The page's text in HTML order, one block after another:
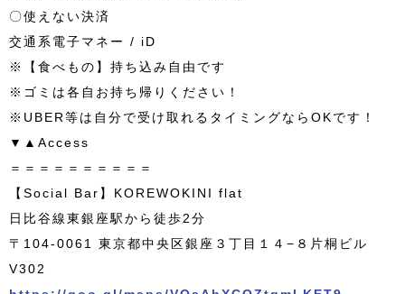
〇使えない決済
交通系電子マネー / iD
※【食べもの】持ち込み自由です
※ゴミは各自お持ち帰りください！
※UBER等は自分で受け取れるタイミングならOKです！
▼▲Access
＝＝＝＝＝＝＝＝＝＝
【Social Bar】KOREWOKINI flat
日比谷線東銀座駅から徒歩2分
〒104-0061 東京都中央区銀座３丁目１４−８片桐ビル
V302